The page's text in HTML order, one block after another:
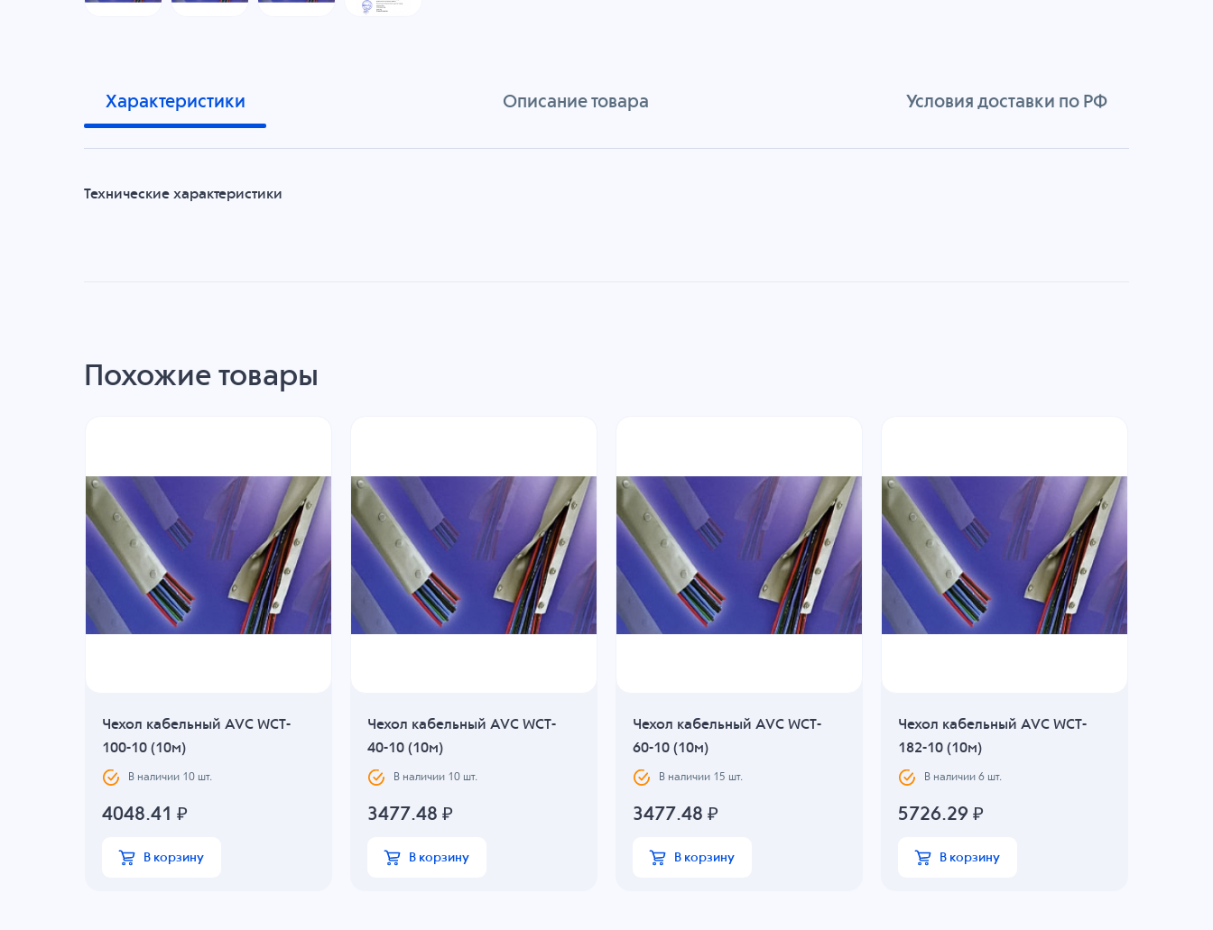
Характеристики Описание товара Условия доставки по РФ
Технические характеристики
Похожие товары
Чехол кабельный AVC WCT-
100-10 (10м)
В наличии 10шт.
4048.41 ₽
В корзину
Чехол кабельный AVC WCT-
40-10 (10м)
В наличии 10шт.
3477.48 ₽
В корзину
Чехол кабельный AVC WCT-
60-10 (10м)
В наличии 15 шт.
3477.48 ₽
В корзину
Чехол кабельный AVC WCT-
182-10 (10м)
В наличии 6шт.
5726.29 ₽
В корзину